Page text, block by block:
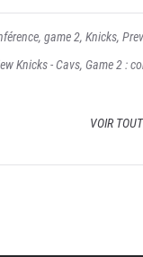
Knicks - Cavs, Game 2 :
, game 2, Knicks,
VOIR